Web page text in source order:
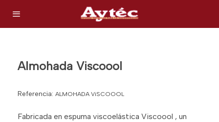
Almohada Viscoool
Referencia: ALMOHADA ViSCOOOL
Fabricada en espuma viscoelástica Viscoool , un